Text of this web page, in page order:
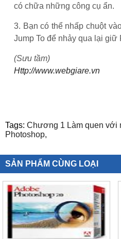
có chữa những công cụ ẩn.
3. Bạn có thể nhấp chuột
Jump To để nhảy qua lại giữ
(Sưu tầm)
Http://www.webgiare.vn
Tags: Chương 1 Làm quen với
Photoshop,
SẢN PHẨM CÙNG LOẠI